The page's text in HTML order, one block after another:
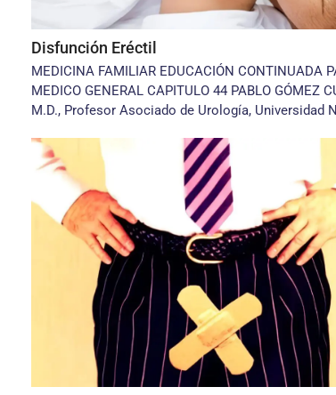
Disfunción Eréctil
MEDICINA FAMILIAR EDUCACIÓN CONTINUADA
MEDICO GENERAL CAPITULO 44 PABLO GÓMEZ
M.D., Profesor Asociado de Urología, Universidad